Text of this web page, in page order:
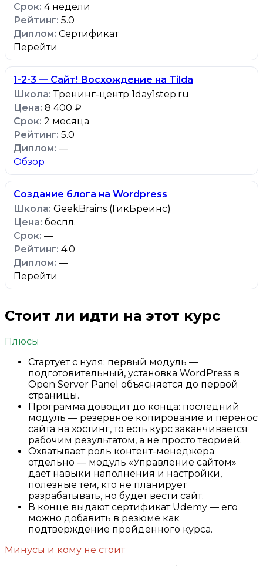
4 недели
5.0
Сертификат
Перейти
1-2-3 — Сайт! Восхождение на Tilda
Тренинг-центр 1day1step.ru
8 400 ₽
2 месяца
5.0
—
Обзор
Создание блога на Wordpress
GeekBrains (ГикБреинс)
беспл.
—
4.0
—
Перейти
Стоит ли идти на этот курс
Плюсы
Стартует с нуля: первый модуль —
подготовительный, установка WordPress в
Open Server Panel объясняется до первой
страницы.
Программа доводит до конца: последний
модуль — резервное копирование и перенос
сайта на хостинг, то есть курс заканчивается
рабочим результатом, а не просто теорией.
Охватывает роль контент-менеджера
отдельно — модуль «Управление сайтом»
даёт навыки наполнения и настройки,
полезные тем, кто не планирует
разрабатывать, но будет вести сайт.
В конце выдают сертификат Udemy — его
можно добавить в резюме как
подтверждение пройденного курса.
Минусы и кому не стоит